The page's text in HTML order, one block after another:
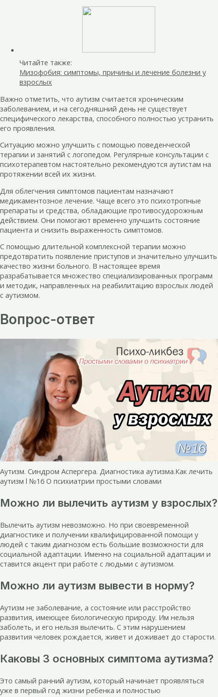
Читайте также:
Мизофобия: симптомы, причины и лечение болезни у
взрослых
Важно отметить, что аутизм считается хроническим
заболеванием, и на сегодняшний день не существует
специфического лекарства, способного полностью устранить
его проявления.
Ситуацию можно улучшить с помощью поведенческой
терапии и занятий с логопедом. Регулярные консультации с
психотерапевтом настоятельно рекомендуются аутистам на
протяжении всей их жизни.
Для облегчения симптомов пациентам назначают
медикаментозное лечение. Чаще всего это психотропные
препараты и средства, обладающие противосудорожным
действием. Они помогают временно улучшить состояние
пациента и снизить выраженность симптомов.
С помощью длительной комплексной терапии можно
предотвратить появление приступов и значительно улучшить
качество жизни больного. В настоящее время
разрабатывается множество специализированных программ
и методик, направленных на реабилитацию взрослых людей
с аутизмом.
Вопрос-ответ
Аутизм. Синдром Аспергера. Диагностика аутизма.Как лечить
аутизм l №16 О психиатрии простыми словами
Можно ли вылечить аутизм у взрослых?
Вылечить аутизм невозможно. Но при своевременной
диагностике и получении квалифицированной помощи у
людей с таким диагнозом есть большие возможности для
социальной адаптации. Именно на социальной адаптации и
ставится акцент при работе с людьми с аутизмом.
Можно ли аутизм вывести в норму?
Аутизм не заболевание, а состояние или расстройство
развития, имеющее биологическую природу. Им нельзя
заболеть, и его нельзя вылечить. С этим нарушением
развития человек рождается, живет и доживает до старости.
Каковы 3 основных симптома аутизма?
Это самый ранний аутизм, который начинает проявляться
уже в первый год жизни ребенка и полностью